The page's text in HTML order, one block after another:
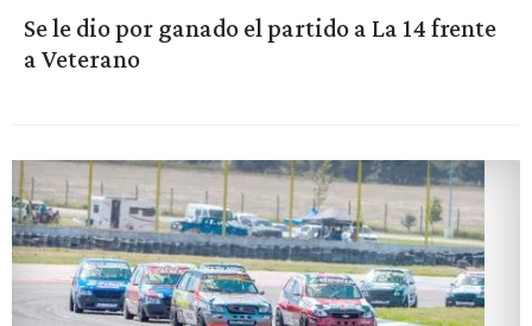
Se le dio por ganado el partido a La 14 frente
a Veterano